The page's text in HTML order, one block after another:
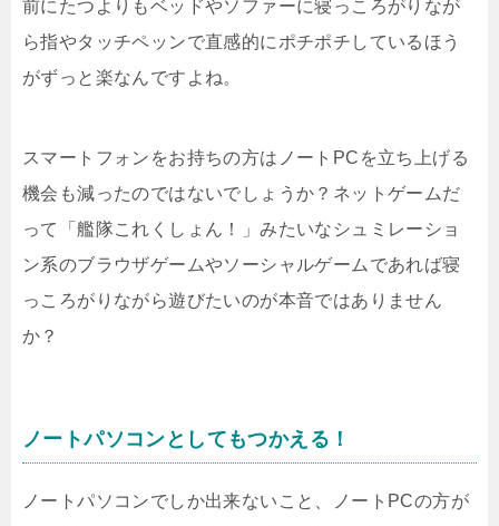
前にたつよりもベッドやソファーに寝っころがりなが
ら指やタッチペッンで直感的にポチポチしているほう
がずっと楽なんですよね。
スマートフォンをお持ちの方はノートPCを立ち上げる
機会も減ったのではないでしょうか？ネットゲームだ
って「艦隊これくしょん！」みたいなシュミレーショ
ン系のブラウザゲームやソーシャルゲームであれば寝
っころがりながら遊びたいのが本音ではありません
か？
ノートパソコンとしてもつかえる！
ノートパソコンでしか出来ないこと、ノートPCの方が